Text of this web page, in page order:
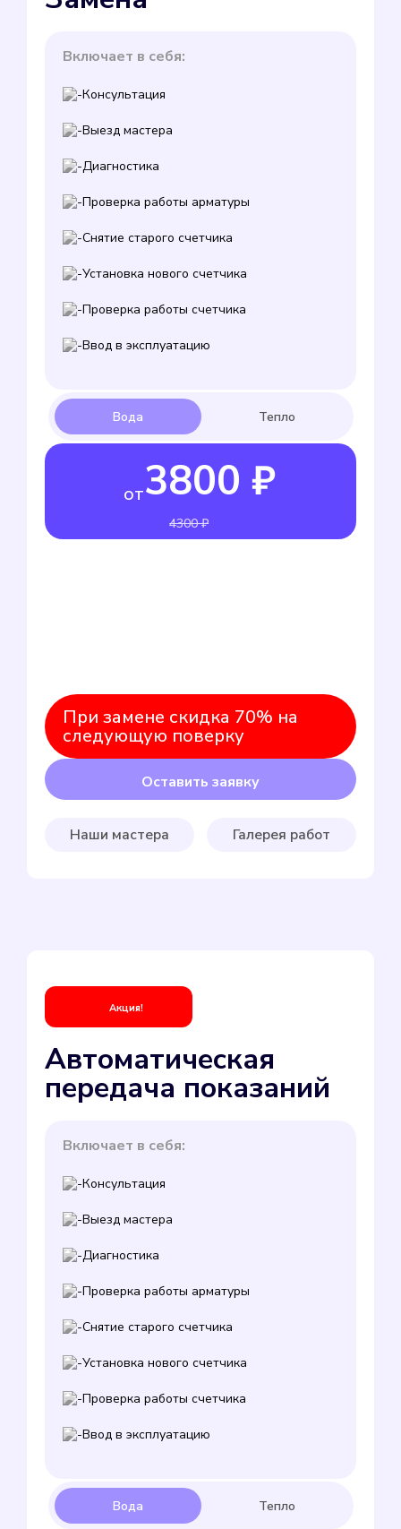
Включает в себя:
Консультация
Выезд мастера
Диагностика
Проверка работы арматуры
Снятие старого счетчика
Установка нового счетчика
Проверка работы счетчика
Ввод в эксплуатацию
от3800 ₽
4300 ₽
При замене скидка 70% на
следующую поверку
Оставить заявку
Наши мастера Галерея работ
Акция!
Автоматическая
передача показаний
Включает в себя:
Консультация
Выезд мастера
Диагностика
Проверка работы арматуры
Снятие старого счетчика
Установка нового счетчика
Проверка работы счетчика
Ввод в эксплуатацию